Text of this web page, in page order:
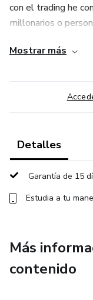
con el trading he
millonarios o
conocido, estilos
bastante
mercado de forma
simple.
Esta comunidad/
cómo lo aplico yo.
- Conocer todo el
Londres como en
Mostrar más
Detalles
Garantía de 15
Estudia a tu
Más
contenido